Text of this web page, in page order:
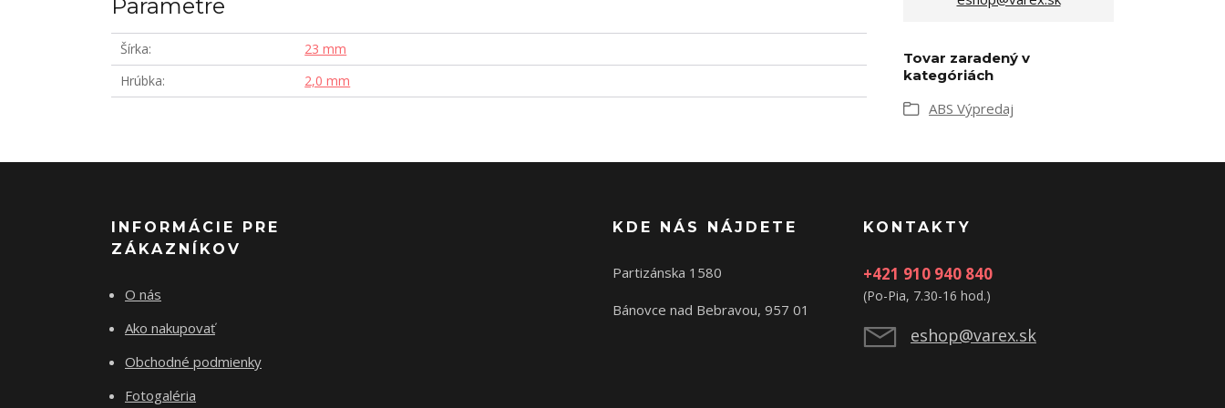
Parametre
Šírka
23 mm
Hrúbka
2,0 mm
Tovar zaradený v
kategóriách
ABS Výpredaj
INFORMÁCIE PRE
ZÁKAZNÍKOV
O nás
Ako nakupovať
Obchodné podmienky
Fotogaléria
KDE NÁS NÁJDETE
Partizánska 1580
Bánovce nad Bebravou, 957 01
KONTAKTY
+421 910 940 840
(Po-Pia, 7.30-16 hod.)
eshop@varex.sk